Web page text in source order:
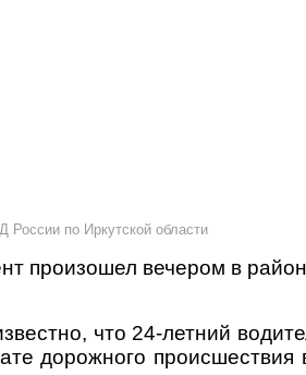
по Иркутской области
произошел вечером в
что 24-летний
дорожного